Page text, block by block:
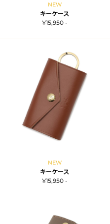
NEW
キーケース
¥15,950 -
NEW
キーケース
¥15,950 -